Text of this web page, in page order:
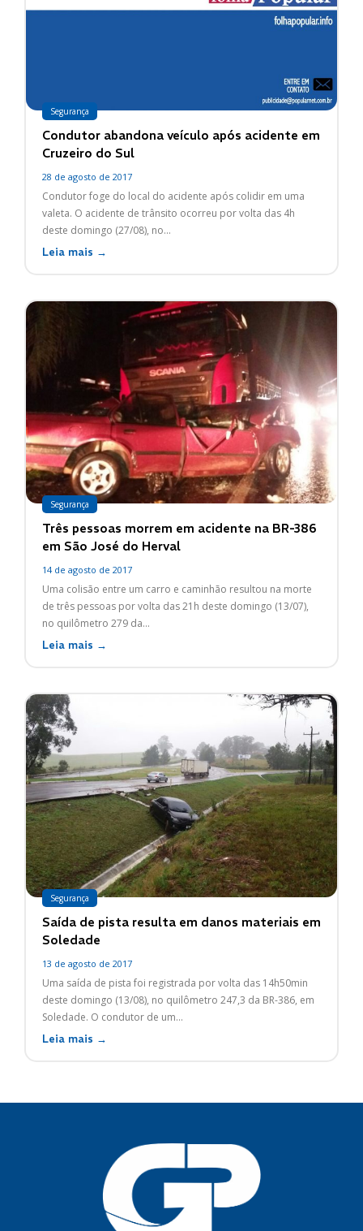
Segurança
Condutor abandona veículo após acidente em
Cruzeiro do Sul
28 de agosto de 2017
Condutor foge do local do acidente após colidir em uma
valeta. O acidente de trânsito ocorreu por volta das 4h
deste domingo (27/08), no...
Leia mais →
Segurança
Três pessoas morrem em acidente na BR-386
em São José do Herval
14 de agosto de 2017
Uma colisão entre um carro e caminhão resultou na morte
de três pessoas por volta das 21h deste domingo (13/07),
no quilômetro 279 da...
Leia mais →
Segurança
Saída de pista resulta em danos materiais em
Soledade
13 de agosto de 2017
Uma saída de pista foi registrada por volta das 14h50min
deste domingo (13/08), no quilômetro 247,3 da BR-386, em
Soledade. O condutor de um...
Leia mais →